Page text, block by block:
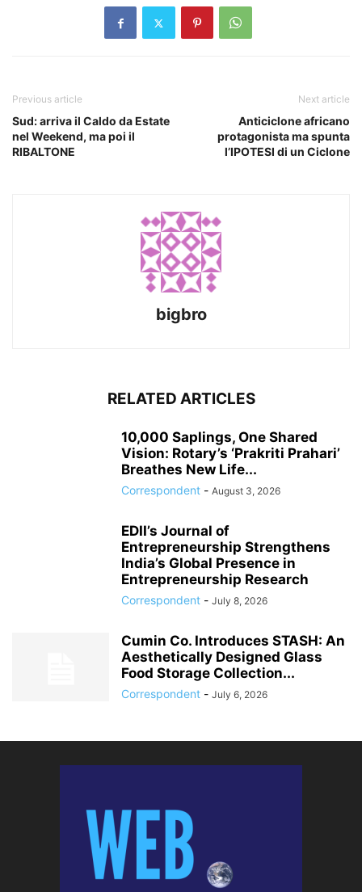
Previous article
Sud: arriva il Caldo da Estate
nel Weekend, ma poi il
RIBALTONE
Next article
Anticiclone africano
protagonista ma spunta
l’IPOTESI di un Ciclone
bigbro
RELATED ARTICLES
10,000 Saplings, One Shared
Vision: Rotary’s ‘Prakriti Prahari’
Breathes New Life...
Correspondent - August 3, 2026
EDII’s Journal of
Entrepreneurship Strengthens
India’s Global Presence in
Entrepreneurship Research
Correspondent - July 8, 2026
Cumin Co. Introduces STASH: An
Aesthetically Designed Glass
Food Storage Collection...
Correspondent - July 6, 2026